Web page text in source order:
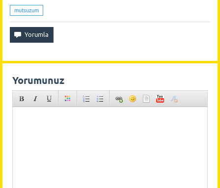
mutsuzum
Yorumunuz